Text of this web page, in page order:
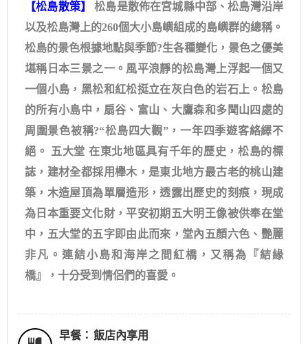
【松島散策】
松島是散佈在宮城縣中部、松島灣沿岸
以及松島灣上的260個大小島嶼組成的島嶼群的總稱。
松島的景色根據地點與季節?生各種變化，景色之優美
堪稱日本三景之一。風平浪靜的松島灣上浮起一個又
一個小島，黑松和紅松挺立在灰白色的岩石上。松島
的所有小島中，扇谷、富山、大鷹森和多聞山四處的
周圍景色被稱?“松島四大觀”，一年四季遊客絡繹不
絕。 五大堂 在東北地區具有千年的歷史，松島的標
誌，建材全都採用櫸木，是東北地方最古老的桃山建
築，木造屋頂為單層造形，透露出歷史的刻痕，現成
為日本重要文化財，平安初期五大明王像被供奉在堂
中，五大堂的五字即由此而來，堂內五顏六色、艷麗
非凡。連結小島和海岸之間紅橋，又稱為『結緣
橋』，十分受到情侶們的喜愛。
早餐： 飯店內享用